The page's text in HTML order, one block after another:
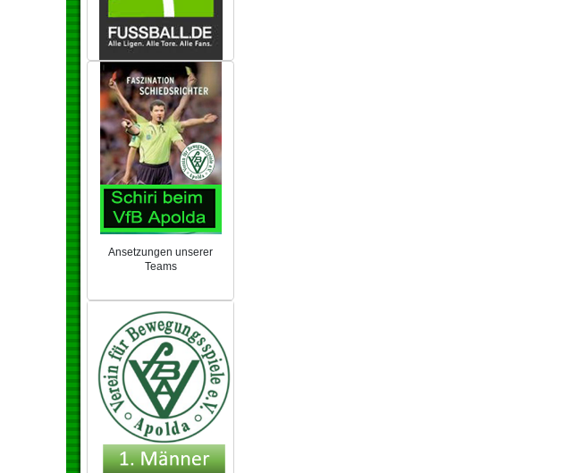
Ansetzungen unserer
Teams